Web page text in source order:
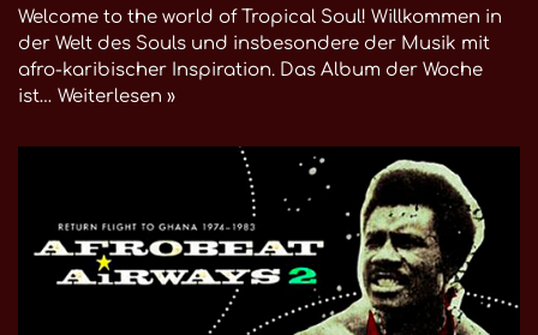
Welcome to the world of Tropical Soul! Willkommen in
der Welt des Souls und insbesondere der Musik mit
afro-karibischer Inspiration. Das Album der Woche
ist… Weiterlesen »